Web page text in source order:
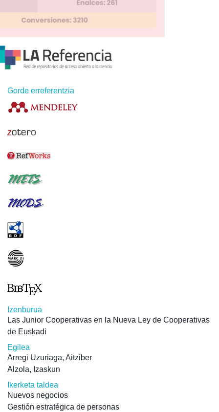
Gorde erreferentzia
Izenburua
Las Junior Cooperativas en la Nueva Ley de Cooperativas
de Euskadi
Egilea
Arregi Uzuriaga, Aitziber
Alzola, Izaskun
Ikerketa taldea
Nuevos negocios
Gestión estratégica de personas